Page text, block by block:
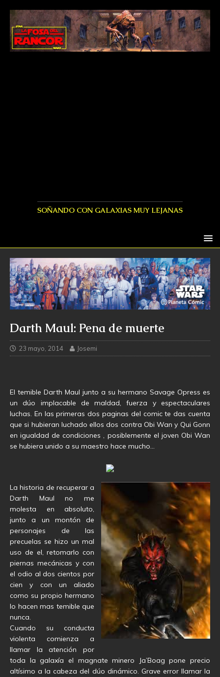
SOÑANDO CON GALAXIAS MUY LEJANAS
Darth Maul: Pena de muerte
23 mayo, 2014 Josemi
El temible Darth Maul junto a su hermano Savage Opress es
un dúo implacable de maldad, fuerza y espectaculares
luchas. En las primeras dos paginas del comic te das cuenta
que si hubieran luchado ellos dos contra Obi Wan y Qui Gonn
en igualdad de condiciones , posiblemente el joven Obi Wan
se hubiera unido a su maestro hace mucho…
La historia de recuperar a
Darth Maul no me
molesta en absoluto,
junto a un montón de
personajes de las
precuelas se hizo un mal
uso de el, retomarlo con
piernas mecánicas y con
el odio al dos cientos por
cien y con un aliado
como su propio hermano
lo hacen mas temible que
nunca.
Cuando su conducta
violenta comienza a
llamar la atención por
toda la galaxía el magnate minero Ja’Boag pone precio
altísimo a la cabeza del dúo dinámico. Grave error llamar la